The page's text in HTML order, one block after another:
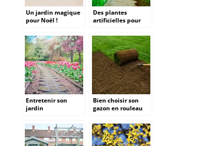
Un jardin magique
pour Noël !
Des plantes
artificielles pour
Entretenir son
jardin
Bien choisir son
gazon en rouleau